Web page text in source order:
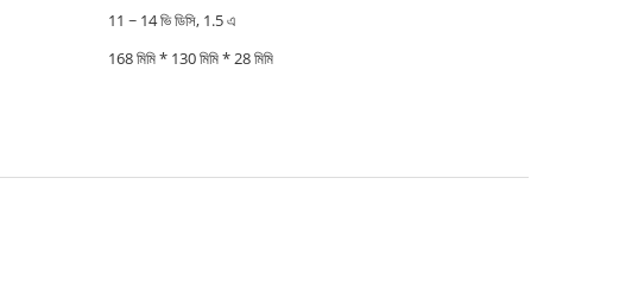
11 ~ 14 ভি ডিসি, 1.5 এ
168 মিমি * 130 মিমি * 28 মিমি